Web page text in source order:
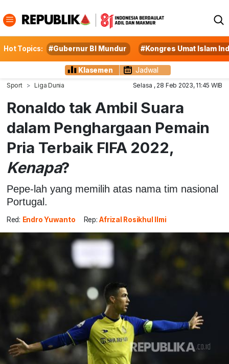
Hot Topics: #Gubernur BI Mundur #Kongres Umat Islam
Klasemen Jadwal
Sport Liga Dunia Selasa , 28 Feb 2023, 11:45 WIB
Ronaldo tak Ambil Suara
dalam Penghargaan Pemain
Pria Terbaik FIFA 2022,
Kenapa?
Pepe-lah yang memilih atas nama tim nasional
Portugal.
Red: Endro Yuwanto Rep: Afrizal Rosikhul Ilmi